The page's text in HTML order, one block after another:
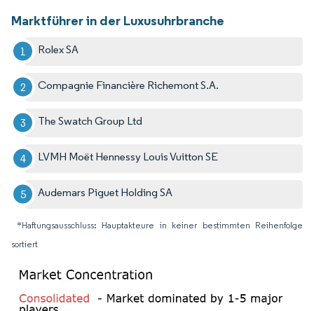
Marktführer in der Luxusuhrbranche
Rolex SA
Compagnie Financière Richemont S.A.
The Swatch Group Ltd
LVMH Moët Hennessy Louis Vuitton SE
Audemars Piguet Holding SA
*Haftungsausschluss: Hauptakteure in keiner bestimmten Reihenfolge
sortiert